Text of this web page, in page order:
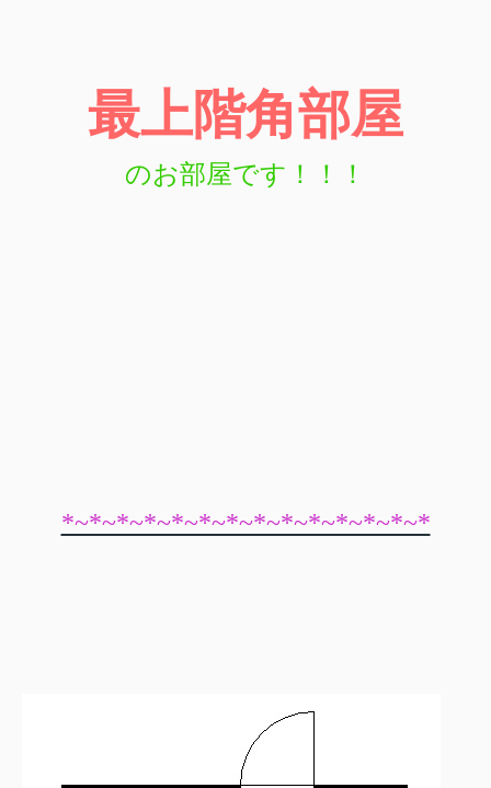
最上階角部屋
のお部屋です ！！！
*~*~*~*~*~*~*~*~*~*~*~*~*~*